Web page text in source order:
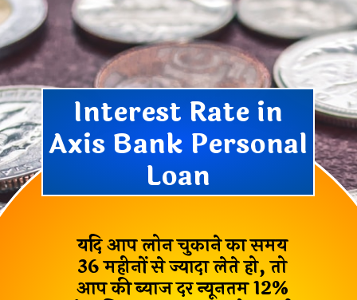
Interest Rate in
Axis Bank Personal
Loan
यदि आप लोन चुकाने का समय
36 महीनों से ज्यादा लेते हो, तो
आप की ब्याज दरन्यूनतम 12%